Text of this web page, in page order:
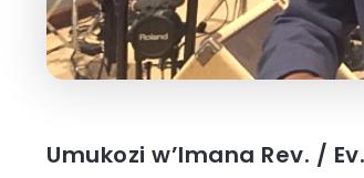
Umukozi w’Imana Rev. /